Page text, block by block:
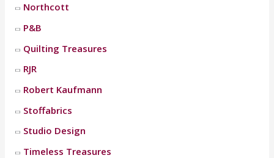
Northcott
P&B
Quilting Treasures
RJR
Robert Kaufmann
Stoffabrics
Studio Design
Timeless Treasures